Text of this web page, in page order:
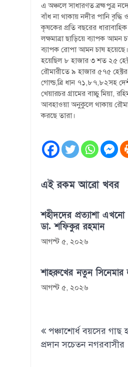
এ অঞ্চলে সাধারণত ব্রহ্মপুত্র
বাঁধ না থাকায় নদীর পানি
কৃষকের প্রতি বছরের
লক্ষমাত্রা ছাড়িয়ে ব্যাপক
ব্যাপক রোপা আমন চাষ
হয়েছিল ৮ হাজার ৩ শত ২৫
রৌমারীতে ৯ হাজার ৫৭৫
গোল্ড,ব্রি ধান ৭১,৮৭,৮২সহ
খেয়ারচর গ্রামের বাচ্চু মিয়া,
আবহাওয়া অনুকুলে থাকায়
করছে তারা।
এই রকম আরো খবর
শহীদদের প্রত্যাশা
ডা. শফিকুর রহমান
আগস্ট ৫, ২০২৬
শাহরুখের নতুন
আগস্ট ৫, ২০২৬
navigation
পঞ্চাশোর্ধ বয়সের গাছ
প্রদান সচেতন নগরবাসীর